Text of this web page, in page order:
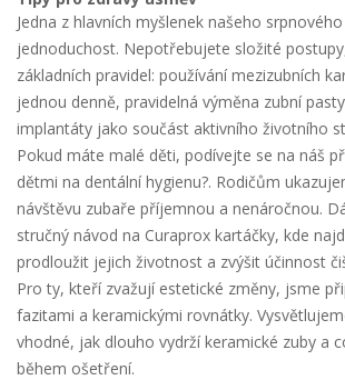
Jedna z hlavních myšlenek našeho
jednoduchost. Nepotřebujete složité
základních pravidel: používání mezizubních
jednou denně, pravidelná výměna zubní
implantáty jako součást aktivního životního
Pokud máte malé děti, podívejte se na náš
dětmi na dentální hygienu?. Rodičům
návštěvu zubaře příjemnou a nenáročnou.
stručný návod na Curaprox kartáčky, kde
prodloužit jejich životnost a zvýšit účinnost
Pro ty, kteří zvažují estetické změny, jsme
fazitami a keramickými rovnátky.
vhodné, jak dlouho vydrží keramické zuby a
během ošetření.